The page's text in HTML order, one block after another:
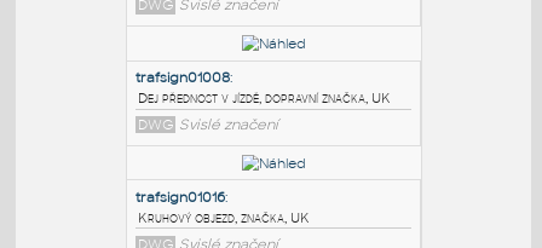
PODOBNÉ BLOKY:
A1a:
A 1a - Zatáčka vpravo
DWG Svislé značení